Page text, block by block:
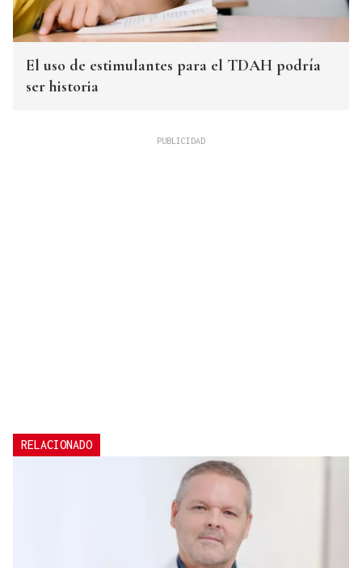
El uso de estimulantes para el TDAH podría
ser historia
RELACIONADO